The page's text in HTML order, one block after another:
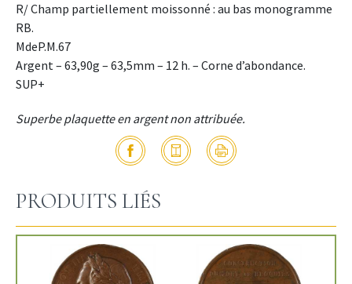
R/ Champ partiellement moissonné : au bas monogramme
RB.
MdeP.M.67
Argent – 63,90g – 63,5mm – 12 h. – Corne d’abondance.
SUP+
Superbe plaquette en argent non attribuée.
PRODUITS LIÉS